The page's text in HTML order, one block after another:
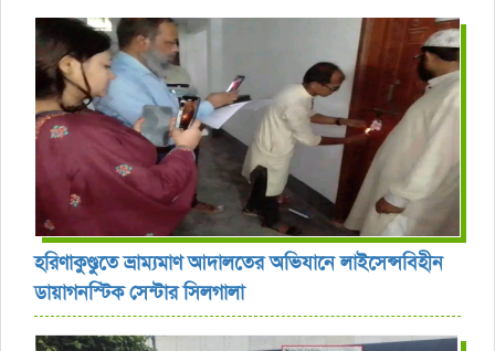
হরিণাকুণ্ডুতে ভ্রাম্যমাণ আদালতের অভিযানে লাইসেন্সবিহীন
ডায়াগনস্টিক সেন্টার সিলগালা